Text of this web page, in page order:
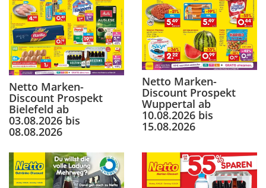
Netto Marken-
Discount Prospekt
Bielefeld ab
03.08.2026 bis
08.08.2026
Netto Marken-
Discount Prospekt
Wuppertal ab
10.08.2026 bis
15.08.2026